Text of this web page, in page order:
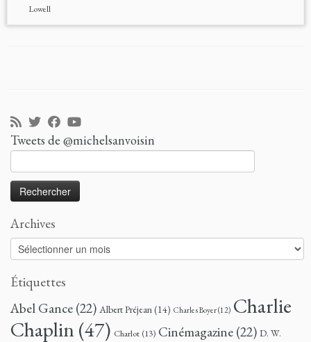
Lowell
Tweets de @michelsanvoisin
Archives
Archives
Étiquettes
Abel Gance(22) Albert Préjean(14) Charles Boyer(12) Charlie
Chaplin(47) Charlot (13) Cinémagazine(22) D. W.